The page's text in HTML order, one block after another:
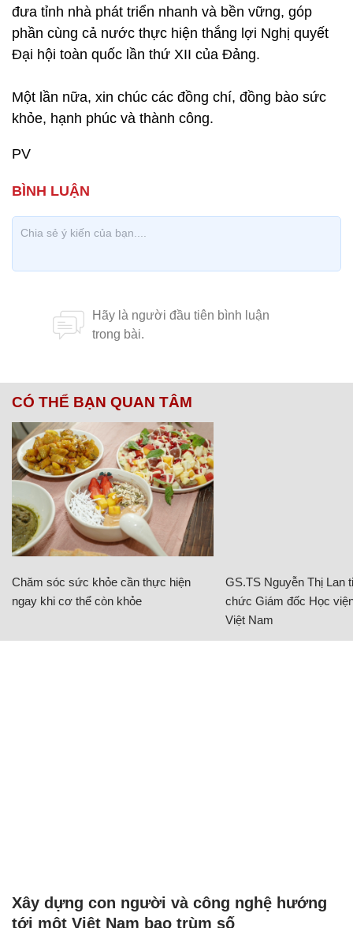
đưa tỉnh nhà phát triển nhanh và bền vững, góp
phần cùng cả nước thực hiện thắng lợi Nghị quyết
Đại hội toàn quốc lần thứ XII của Đảng.
Một lần nữa, xin chúc các đồng chí, đồng bào sức
khỏe, hạnh phúc và thành công.
PV
CÓ THỂ BẠN QUAN TÂM
Chăm sóc sức khỏe cần thực hiện
ngay khi cơ thể còn khỏe
GS.TS Nguyễn Thị Lan
chức Giám đốc Học
Việt Nam
Xây dựng con người và công nghệ hướng
tới một Việt Nam bao trùm số